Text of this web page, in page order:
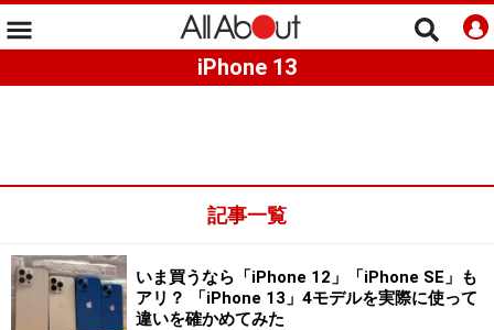
iPhone 13
記事一覧
いま買うなら「iPhone 12」「iPhone SE」も
アリ？ 「iPhone 13」4モデルを実際に使って
違いを確かめてみた